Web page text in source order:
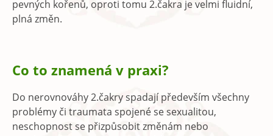
pevných kořenů, oproti tomu 2.čakra je velmi fluidní,
plná změn.
Co to znamená v praxi?
Do nerovnováhy 2.čakry spadají především všechny
problémy či traumata spojené se sexualitou,
neschopnost se přizpůsobit změnám nebo